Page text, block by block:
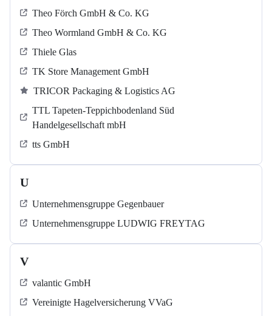
Theo Förch GmbH & Co. KG
Theo Wormland GmbH & Co. KG
Thiele Glas
TK Store Management GmbH
TRICOR Packaging & Logistics AG
TTL Tapeten-Teppichbodenland Süd
Handelgesellschaft mbH
tts GmbH
U
Unternehmensgruppe Gegenbauer
Unternehmensgruppe LUDWIG FREYTAG
V
valantic GmbH
Vereinigte Hagelversicherung VVaG